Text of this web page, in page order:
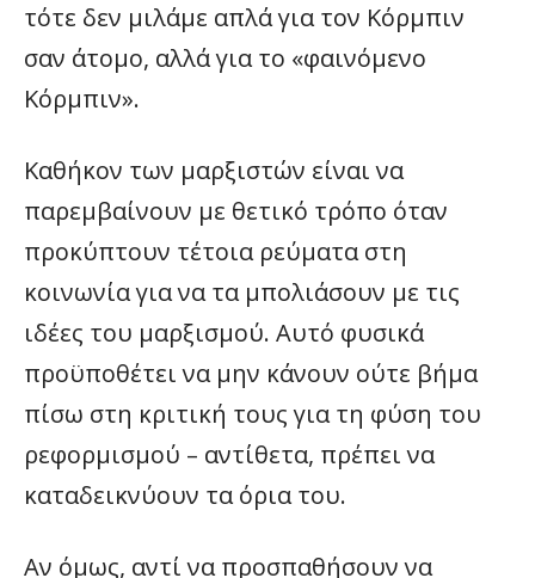
τότε δεν μιλάμε απλά για τον Κόρμπιν
σαν άτομο, αλλά για το «φαινόμενο
Κόρμπιν».
Καθήκον των μαρξιστών είναι να
παρεμβαίνουν με θετικό τρόπο όταν
προκύπτουν τέτοια ρεύματα στη
κοινωνία για να τα μπολιάσουν με τις
ιδέες του μαρξισμού. Αυτό φυσικά
προϋποθέτει να μην κάνουν ούτε βήμα
πίσω στη κριτική τους για τη φύση του
ρεφορμισμού – αντίθετα, πρέπει να
καταδεικνύουν τα όρια του.
Αν όμως, αντί να προσπαθήσουν να